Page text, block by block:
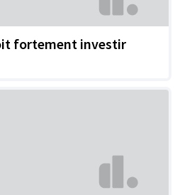
fortement investir